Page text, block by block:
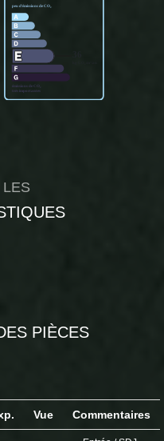
PIÈCES
Vue Commentaires